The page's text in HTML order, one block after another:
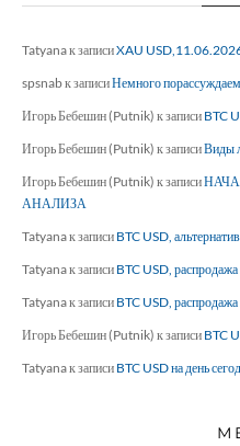
Tatyanaк записиXAU
spsnabк записиНемного
Игорь Бебешин (Putnik) к записи BTC
Игорь Бебешин (Putnik) к записиВиды
Игорь Бебешин (Putnik) к записи
АНАЛИЗА
Tatyanaк записи BTC USD,
Tatyanaк записи BTC USD,
Tatyanaк записи BTC USD,
Игорь Бебешин (Putnik) к записи BTC
Tatyanaк записи BTC USD на день